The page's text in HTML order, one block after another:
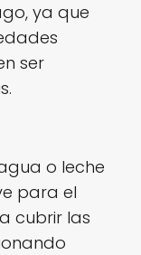
ya que
ser
o leche
para el
cubrir las